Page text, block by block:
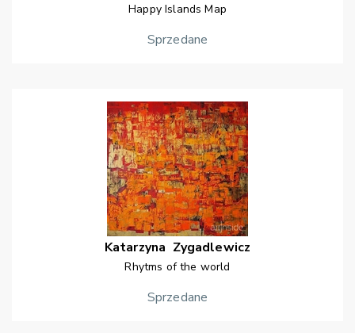
Happy Islands Map
Sprzedane
Katarzyna Zygadlewicz
Rhytms of the world
Sprzedane